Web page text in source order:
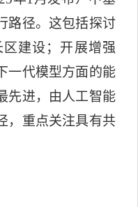
路径。这包括探讨
建设；开展增强
一代模型方面的能
先进，由人工智能
，重点关注具有共